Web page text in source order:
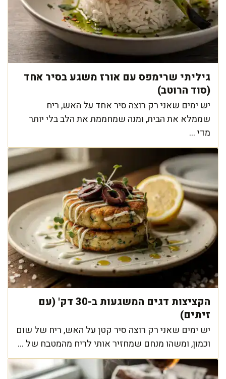
גיליתי שרימפס עם אורז משגע בסיר אחד
(סוד הרוטב)
יש ימים שאני רק רוצה סיר אחד על האש, ריח
שממלא את הבית, ומנה שמחממת את הלב בלי יותר
מדי ...
הקציצות דגים המשגעות ב-30 דק' (עם
זיתים)
יש ימים שאני רק רוצה סיר קטן על האש, ריח של שום
וכמון, ומשהו מנחם שמחזיר אותי לריח מהמטבח של ...